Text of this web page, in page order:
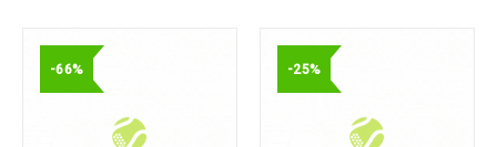
-66% -25%